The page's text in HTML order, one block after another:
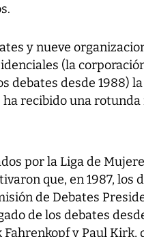
y nueve
(la
debates desde 1988)
recibido una rotunda
por la Liga de
que, en 1987, los
de Debates
de los debates
y Paul Kirk,